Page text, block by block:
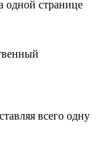
одной странице
всего одну